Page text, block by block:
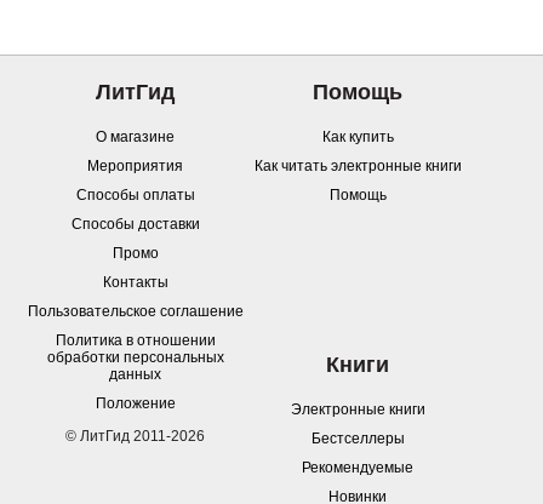
ЛитГид
О магазине
Мероприятия
Способы оплаты
Способы доставки
Промо
Контакты
Пользовательское соглашение
Политика в отношении
обработки персональных
данных
Положение
© ЛитГид 2011-2026
Помощь
Как купить
Как читать электронные книги
Помощь
Книги
Электронные книги
Бестселлеры
Рекомендуемые
Новинки